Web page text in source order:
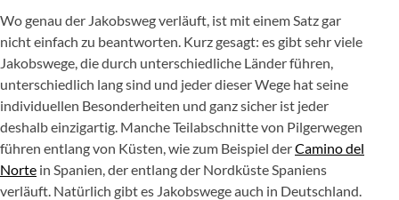
Wo genau der Jakobsweg verläuft, ist mit einem Satz gar
nicht einfach zu beantworten. Kurz gesagt: es gibt sehr viele
Jakobswege, die durch unterschiedliche Länder führen,
unterschiedlich lang sind und jeder dieser Wege hat seine
individuellen Besonderheiten und ganz sicher ist jeder
deshalb einzigartig. Manche Teilabschnitte von Pilgerwegen
führen entlang von Küsten, wie zum Beispiel derCamino del
Norte in Spanien, der entlang der Nordküste Spaniens
verläuft. Natürlich gibt es Jakobswege auch in Deutschland.